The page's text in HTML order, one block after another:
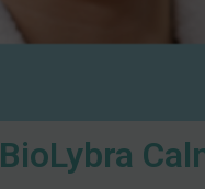
BioLybra